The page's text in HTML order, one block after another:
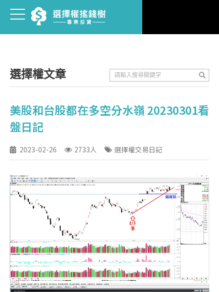
選擇權文章
美股和台股都在多空分水嶺 20230301看
盤日記
2023-02-26 2733人 選擇權交易日記